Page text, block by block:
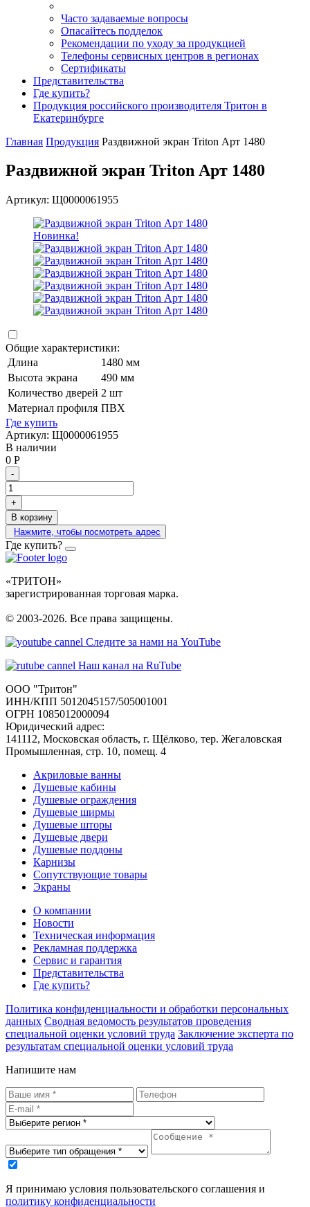
Часто задаваемые вопросы
Опасайтесь подделок
Рекомендации по уходу за продукцией
Телефоны сервисных центров в регионах
Сертификаты
Представительства
Где купить?
Продукция российского производителя Тритон в
Екатеринбурге
Главная Продукция Раздвижной экран Triton Арт 1480
Раздвижной экран Triton Арт 1480
Артикул: Щ0000061955
Новинка!
Общие характеристики:
Длина
1480 мм
Высота экрана
490 мм
Количество дверей 2 шт
Материал профиля ПВХ
Где купить
Артикул: Щ0000061955
В наличии
0 Р
-
+
В корзину
Нажмите, чтобы посмотреть адрес
Где купить?
«ТРИТОН»
зарегистрированная торговая марка.
© 2003-2026. Все права защищены.
Следите за нами на YouTube
Наш канал на RuTube
ООО "Тритон"
ИНН/КПП 5012045157/505001001
ОГРН 1085012000094
Юридический адрес:
141112, Московская область, г. Щёлково, тер. Жегаловская
Промышленная, стр. 10, помещ. 4
Акриловые ванны
Душевые кабины
Душевые ограждения
Душевые ширмы
Душевые шторы
Душевые двери
Душевые поддоны
Карнизы
Сопутствующие товары
Экраны
О компании
Новости
Техническая информация
Рекламная поддержка
Сервис и гарантия
Представительства
Где купить?
Политика конфиденциальности и обработки персональных
данных Сводная ведомость результатов проведения
специальной оценки условий труда Заключение эксперта по
результатам специальной оценки условий труда
Напишите нам
Я принимаю условия пользовательского соглашения и
политику конфиденциальности